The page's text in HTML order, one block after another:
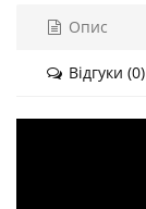
Опис
Відгуки (0)